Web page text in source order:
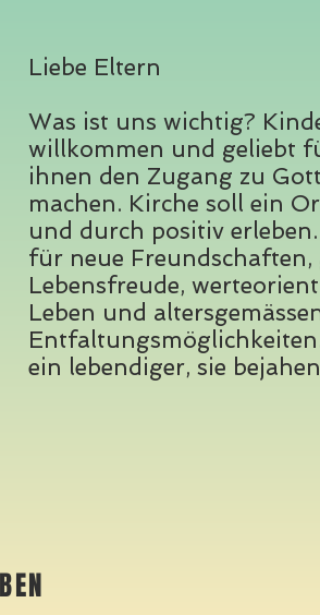
Liebe Eltern
Was ist uns wichtig?
willkommen und geliebt
ihnen den Zugang zu
machen. Kirche soll ein
und durch positiv
für neue Freundschaften,
Lebensfreude,
Leben und
ein lebendiger, sie